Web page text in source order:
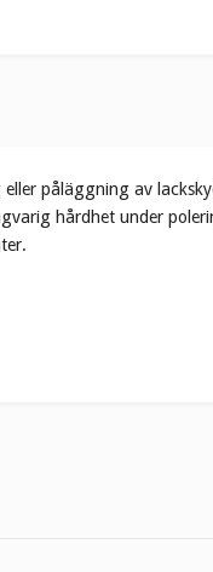
påläggning av
hårdhet under